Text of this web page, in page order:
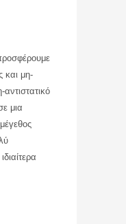
και μη-
μια